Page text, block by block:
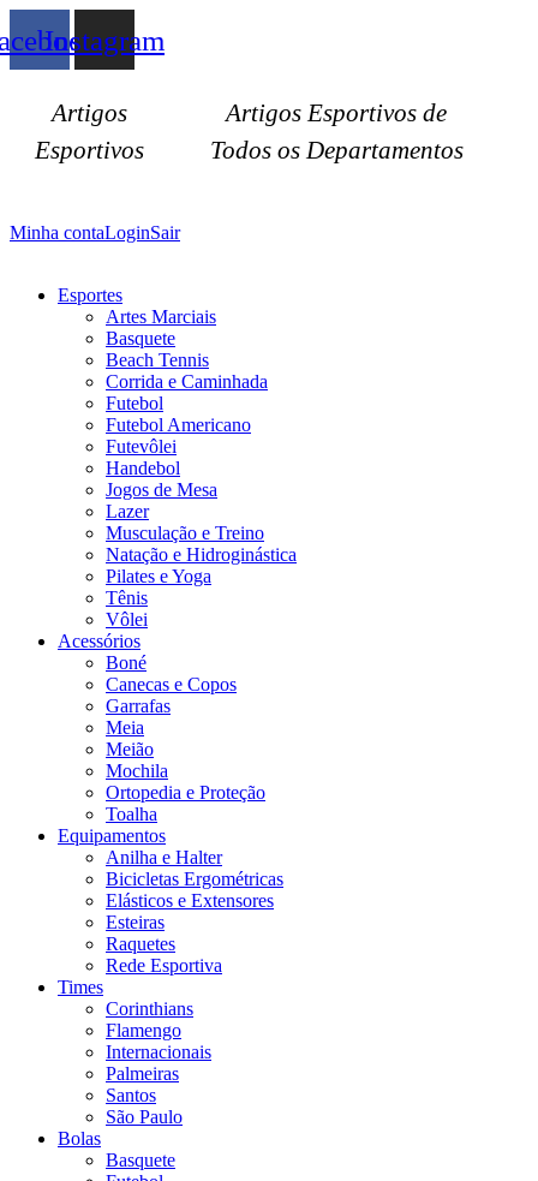
para
o
Instagram
Artigos
Esportivos
Artigos Esportivos de
Todos os Departamentos
Minha contaLoginSair
Esportes
Artes Marciais
Basquete
Beach Tennis
Corrida e Caminhada
Futebol
Futebol Americano
Futevôlei
Handebol
Jogos de Mesa
Lazer
Musculação e Treino
Natação e Hidroginástica
Pilates e Yoga
Tênis
Vôlei
Acessórios
Boné
Canecas e Copos
Garrafas
Meia
Meião
Mochila
Ortopedia e Proteção
Toalha
Equipamentos
Anilha e Halter
Bicicletas Ergométricas
Elásticos e Extensores
Esteiras
Raquetes
Rede Esportiva
Times
Corinthians
Flamengo
Internacionais
Palmeiras
Santos
São Paulo
Bolas
Basquete